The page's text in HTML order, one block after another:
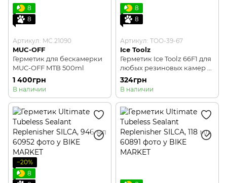
8
8
Артикул: MC.21090
MUC-OFF
Герметик для бескамерки
MUC-OFF MTB 500ml
1 400грн
В наличии
8
8
Артикул: TOO-39-67
Ice Toolz
Герметик Ice Toolz 66F1 для
любых резиновых камер и
бескамерных покрышек
120ml
324грн
В наличии
−20%
8